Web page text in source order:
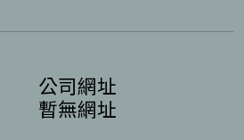
公司網址
暫無網址